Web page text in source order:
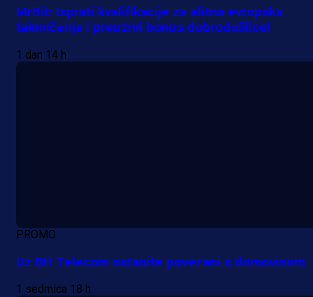
MrBit: Isprati kvalifikacije za elitna evropska
takmičenja i preuzmi bonus dobrodošlice!
1 dan 14 h
PROMO
Uz BH Telecom ostanite povezani s domovinom
1 sedmica 18 h